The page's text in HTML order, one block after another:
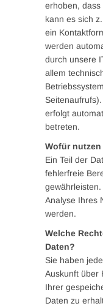
erhoben, dass
kann es sich
ein
werden
durch unsere
allem
erfolgt
betreten.
Wofür
Ein Teil der
fehlerfreie
Analyse Ihres
werden.
Welche
Daten?
Sie haben
Auskunft über
Ihrer
Daten zu